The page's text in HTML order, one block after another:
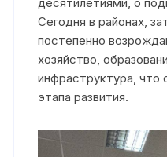
Сегодня в районах,
постепенно
хозяйство,
инфраструктура, что
этапа развития.